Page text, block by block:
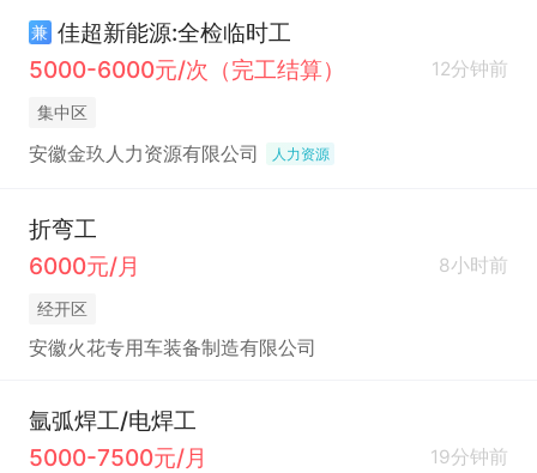
兼 佳超新能源:全检临时工
5000-6000元/次（完工结算）
12分钟前
集中区
安徽金玖人力资源有限公司 人力资源
折弯工
6000元/月
8小时前
经开区
安徽火花专用车装备制造有限公司
氩弧焊工/电焊工
5000-7500元/月
19分钟前